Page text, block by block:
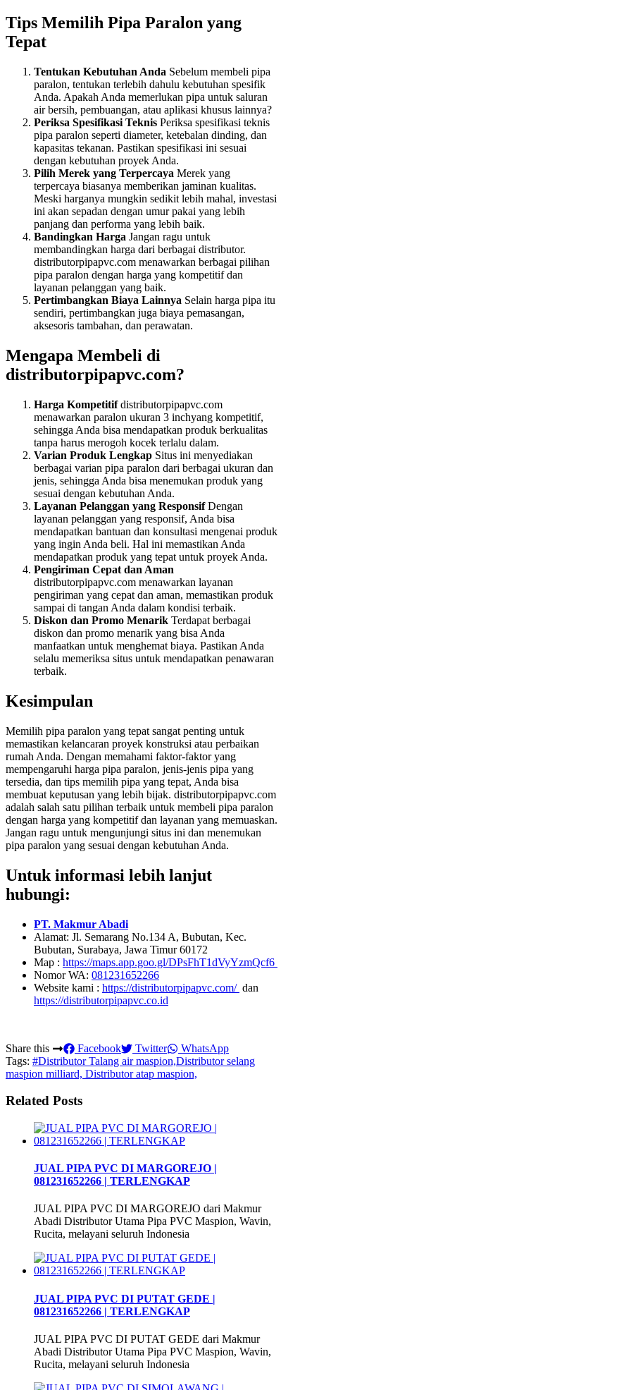
Tips Memilih Pipa Paralon yang
Tepat
Tentukan Kebutuhan Anda Sebelum membeli pipa
paralon, tentukan terlebih dahulu kebutuhan spesifik
Anda. Apakah Anda memerlukan pipa untuk saluran
air bersih, pembuangan, atau aplikasi khusus lainnya?
Periksa Spesifikasi Teknis Periksa spesifikasi teknis
pipa paralon seperti diameter, ketebalan dinding, dan
kapasitas tekanan. Pastikan spesifikasi ini sesuai
dengan kebutuhan proyek Anda.
Pilih Merek yang Terpercaya Merek yang
terpercaya biasanya memberikan jaminan kualitas.
Meski harganya mungkin sedikit lebih mahal, investasi
ini akan sepadan dengan umur pakai yang lebih
panjang dan performa yang lebih baik.
Bandingkan Harga Jangan ragu untuk
membandingkan harga dari berbagai distributor.
distributorpipapvc.com menawarkan berbagai pilihan
pipa paralon dengan harga yang kompetitif dan
layanan pelanggan yang baik.
Pertimbangkan Biaya Lainnya Selain harga pipa itu
sendiri, pertimbangkan juga biaya pemasangan,
aksesoris tambahan, dan perawatan.
Mengapa Membeli di
distributorpipapvc.com?
Harga Kompetitifdistributorpipapvc.com
menawarkan paralon ukuran 3 inchyang kompetitif,
sehingga Anda bisa mendapatkan produk berkualitas
tanpa harus merogoh kocek terlalu dalam.
Varian Produk Lengkap Situs ini menyediakan
berbagai varian pipa paralon dari berbagai ukuran dan
jenis, sehingga Anda bisa menemukan produk yang
sesuai dengan kebutuhan Anda.
Layanan Pelanggan yang ResponsifDengan
layanan pelanggan yang responsif, Anda bisa
mendapatkan bantuan dan konsultasi mengenai produk
yang ingin Anda beli. Hal ini memastikan Anda
mendapatkan produk yang tepat untuk proyek Anda.
Pengiriman Cepat dan Aman
distributorpipapvc.com menawarkan layanan
pengiriman yang cepat dan aman, memastikan produk
sampai di tangan Anda dalam kondisi terbaik.
Diskon dan Promo Menarik Terdapat berbagai
diskon dan promo menarik yang bisa Anda
manfaatkan untuk menghemat biaya. Pastikan Anda
selalu memeriksa situs untuk mendapatkan penawaran
terbaik.
Kesimpulan
Memilih pipa paralon yang tepat sangat penting untuk
memastikan kelancaran proyek konstruksi atau perbaikan
rumah Anda. Dengan memahami faktor-faktor yang
mempengaruhi harga pipa paralon, jenis-jenis pipa yang
tersedia, dan tips memilih pipa yang tepat, Anda bisa
membuat keputusan yang lebih bijak. distributorpipapvc.com
adalah salah satu pilihan terbaik untuk membeli pipa paralon
dengan harga yang kompetitif dan layanan yang memuaskan.
Jangan ragu untuk mengunjungi situs ini dan menemukan
pipa paralon yang sesuai dengan kebutuhan Anda.
Untuk informasi lebih lanjut
hubungi:
PT. Makmur Abadi
Alamat: Jl. Semarang No.134 A, Bubutan, Kec.
Bubutan, Surabaya, Jawa Timur 60172
Map : https://maps.app.goo.gl/DPsFhT1dVyYzmQcf6
Nomor WA: 081231652266
Website kami : https://distributorpipapvc.com/ dan
https://distributorpipapvc.co.id
Share this Facebook Twitter
WhatsApp
Tags: #Distributor Talang air maspion,Distributor selang
maspion milliard, Distributor atap maspion,
Related Posts
JUAL PIPA PVC DI MARGOREJO |
081231652266 | TERLENGKAP
JUAL PIPA PVC DI MARGOREJO dari Makmur
Abadi Distributor Utama Pipa PVC Maspion, Wavin,
Rucita, melayani seluruh Indonesia
JUAL PIPA PVC DI PUTAT GEDE |
081231652266 | TERLENGKAP
JUAL PIPA PVC DI PUTAT GEDE dari Makmur
Abadi Distributor Utama Pipa PVC Maspion, Wavin,
Rucita, melayani seluruh Indonesia